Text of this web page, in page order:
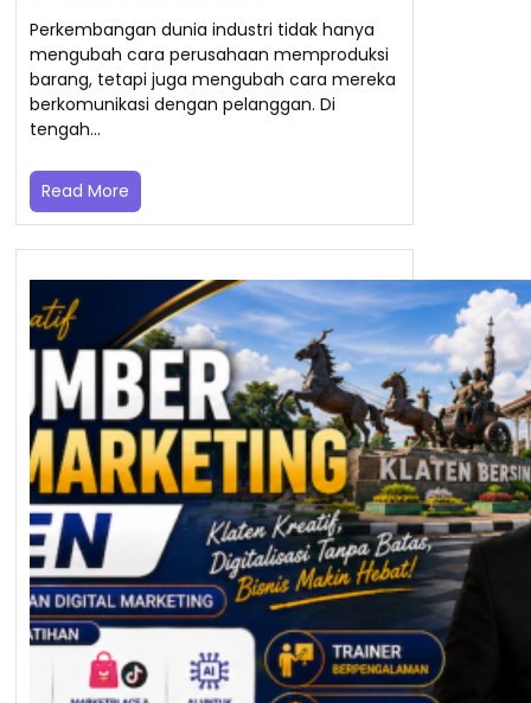
Perkembangan dunia industri tidak hanya
mengubah cara perusahaan memproduksi
barang, tetapi juga mengubah cara mereka
berkomunikasi dengan pelanggan. Di
tengah…
Read More